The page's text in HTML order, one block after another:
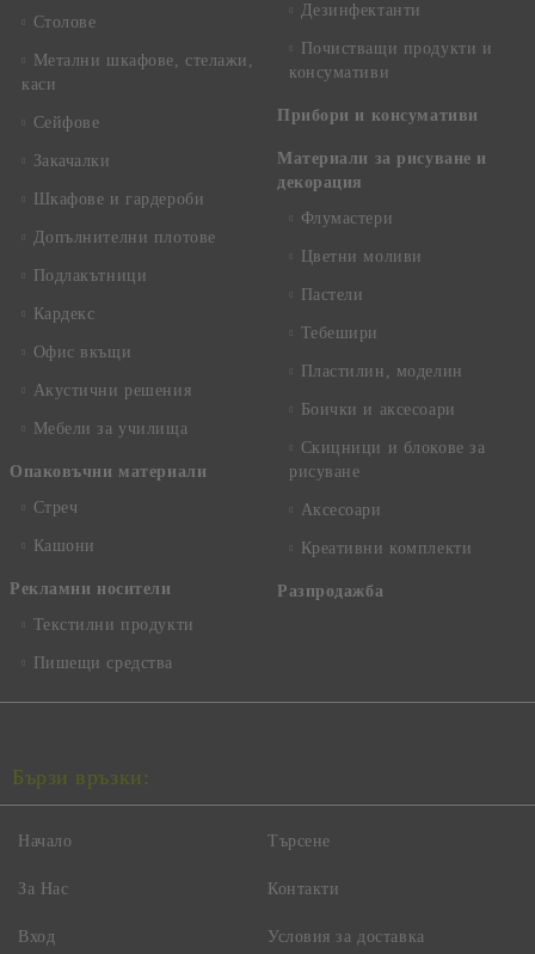
Столове
Метални шкафове, стелажи,
каси
Сейфове
Закачалки
Шкафове и гардероби
Допълнителни плотове
Подлакътници
Кардекс
Офис вкъщи
Акустични решения
Мебели за училища
Опаковъчни материали
Стреч
Кашони
Рекламни носители
Текстилни продукти
Пишещи средства
Дезинфектанти
Почистващи продукти и
консумативи
Прибори и консумативи
Материали за рисуване и
декорация
Флумастери
Цветни моливи
Пастели
Тебешири
Пластилин, моделин
Боички и аксесоари
Скицници и блокове за
рисуване
Аксесоари
Креативни комплекти
Разпродажба
Бързи връзки:
Начало
За Нас
Вход
Търсене
Контакти
Условия за доставка